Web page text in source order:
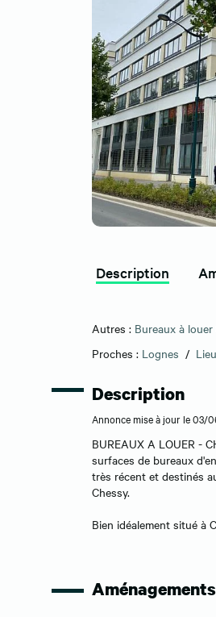
Description
Autres : Bureaux à louer
Proches : Lognes /
Description
Annonce mise à jour le 03/
BUREAUX A LOUER -
surfaces de bureaux
très récent et destinés
Chessy.
Bien idéalement situé à
Aménagements